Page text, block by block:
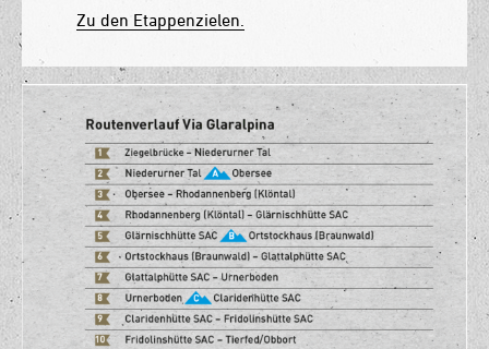
Zu den Etappenzielen.